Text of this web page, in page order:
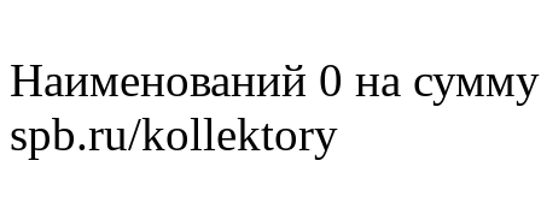
Наименований 0 на
spb.ru/kollektory